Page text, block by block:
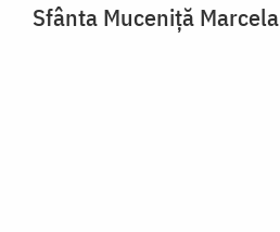
Sfânta Muceniță Marcela